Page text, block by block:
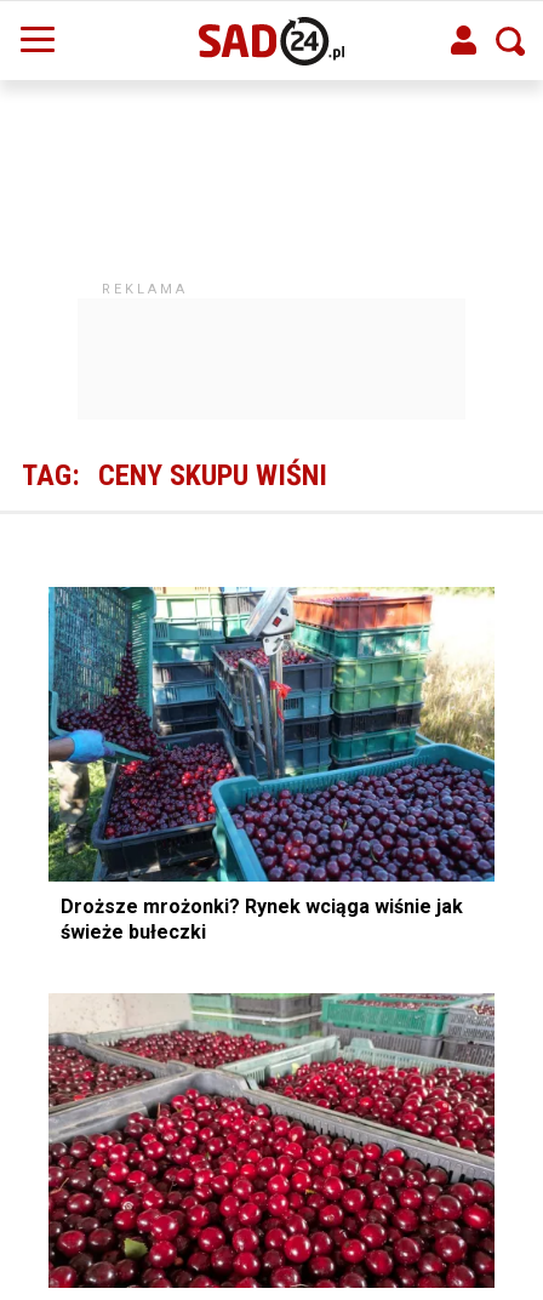
TAG: CENY SKUPU WIŚNI
Droższe mrożonki? Rynek wciąga wiśnie jak
świeże bułeczki